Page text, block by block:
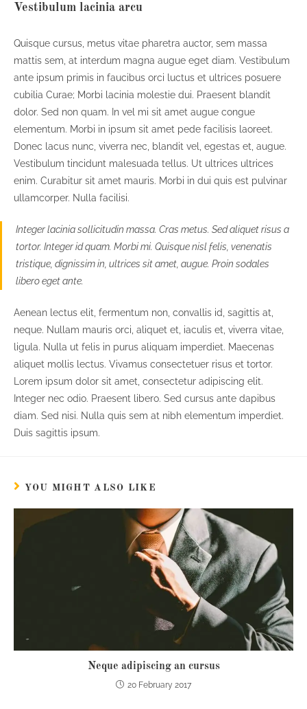
Vestibulum lacinia arcu
Quisque cursus, metus vitae pharetra auctor, sem massa
mattis sem, at interdum magna augue eget diam. Vestibulum
ante ipsum primis in faucibus orci luctus et ultrices posuere
cubilia Curae; Morbi lacinia molestie dui. Praesent blandit
dolor. Sed non quam. In vel mi sit amet augue congue
elementum. Morbi in ipsum sit amet pede facilisis laoreet.
Donec lacus nunc, viverra nec, blandit vel, egestas et, augue.
Vestibulum tincidunt malesuada tellus. Ut ultrices ultrices
enim. Curabitur sit amet mauris. Morbi in dui quis est pulvinar
ullamcorper. Nulla facilisi.
Integer lacinia sollicitudin massa. Cras metus. Sed aliquet risus a
tortor. Integer id quam. Morbi mi. Quisque nisl felis, venenatis
tristique, dignissim in, ultrices sit amet, augue. Proin sodales
libero eget ante.
Aenean lectus elit, fermentum non, convallis id, sagittis at,
neque. Nullam mauris orci, aliquet et, iaculis et, viverra vitae,
ligula. Nulla ut felis in purus aliquam imperdiet. Maecenas
aliquet mollis lectus. Vivamus consectetuer risus et tortor.
Lorem ipsum dolor sit amet, consectetur adipiscing elit.
Integer nec odio. Praesent libero. Sed cursus ante dapibus
diam. Sed nisi. Nulla quis sem at nibh elementum imperdiet.
Duis sagittis ipsum.
YOU MIGHT ALSO LIKE
Neque adipiscing an cursus
20 February 2017